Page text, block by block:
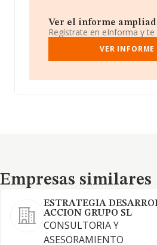
Ver el informe
Regístrate en eInforma y
VER
Empresas similares
Empresas similares
ESTRATEGIA
ACCION GRUPO SL
CONSULTORIA Y
ASESORAMIENTO